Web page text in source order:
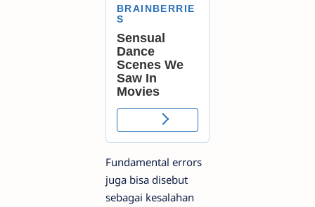
Fundamental errors
juga bisa disebut
sebagai kesalahan